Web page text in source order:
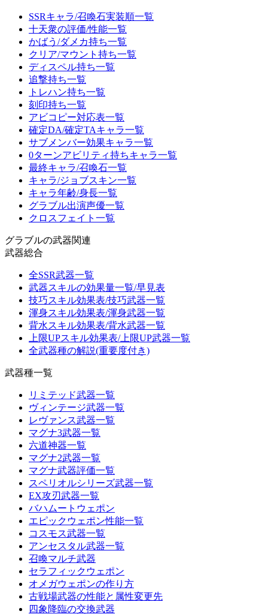
SSRキャラ/召喚石実装順一覧
十天衆の評価/性能一覧
かばう/ダメカ持ち一覧
クリア/マウント持ち一覧
ディスペル持ち一覧
追撃持ち一覧
トレハン持ち一覧
刻印持ち一覧
アビコピー対応表一覧
確定DA/確定TAキャラ一覧
サブメンバー効果キャラ一覧
0ターンアビリティ持ちキャラ一覧
最終キャラ/召喚石一覧
キャラ/ジョブスキン一覧
キャラ年齢/身長一覧
グラブル出演声優一覧
クロスフェイト一覧
グラブルの武器関連
武器総合
全SSR武器一覧
武器スキルの効果量一覧/早見表
技巧スキル効果表/技巧武器一覧
渾身スキル効果表/渾身武器一覧
背水スキル効果表/背水武器一覧
上限UPスキル効果表/上限UP武器一覧
全武器種の解説(重要度付き)
武器種一覧
リミテッド武器一覧
ヴィンテージ武器一覧
レヴァンス武器一覧
マグナ3武器一覧
六道神器一覧
マグナ2武器一覧
マグナ武器評価一覧
スペリオルシリーズ武器一覧
EX攻刃武器一覧
バハムートウェポン
エピックウェポン性能一覧
コスモス武器一覧
アンセスタル武器一覧
召喚マルチ武器
セラフィックウェポン
オメガウェポンの作り方
古戦場武器の性能と属性変更先
四象降臨の交換武器